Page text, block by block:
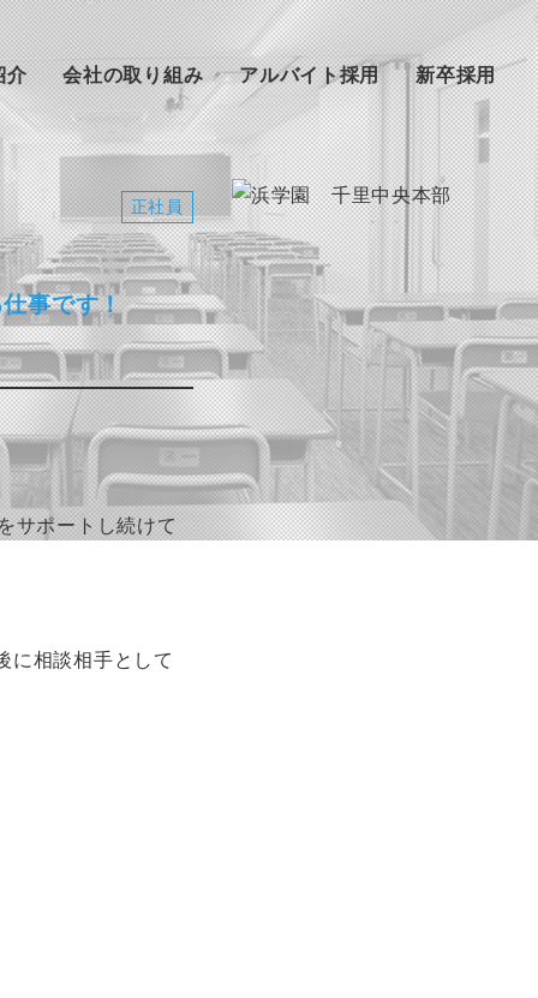
介 会社の取り組み アルバイト採用 新卒採用
正社員
事です！
サポートし続けて
に相談相手として